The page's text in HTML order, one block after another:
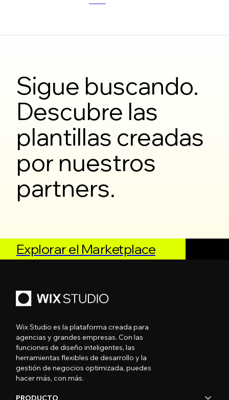
Sigue buscando.
Descubre las
plantillas creadas
por nuestros
partners.
Explorar el Marketplace
Wix Studio es la plataforma creada para
agencias y grandes empresas. Con las
funciones de diseño inteligentes, las
herramientas flexibles de desarrollo y la
gestión de negocios optimizada, puedes
hacer más, con más.
PRODUCTO